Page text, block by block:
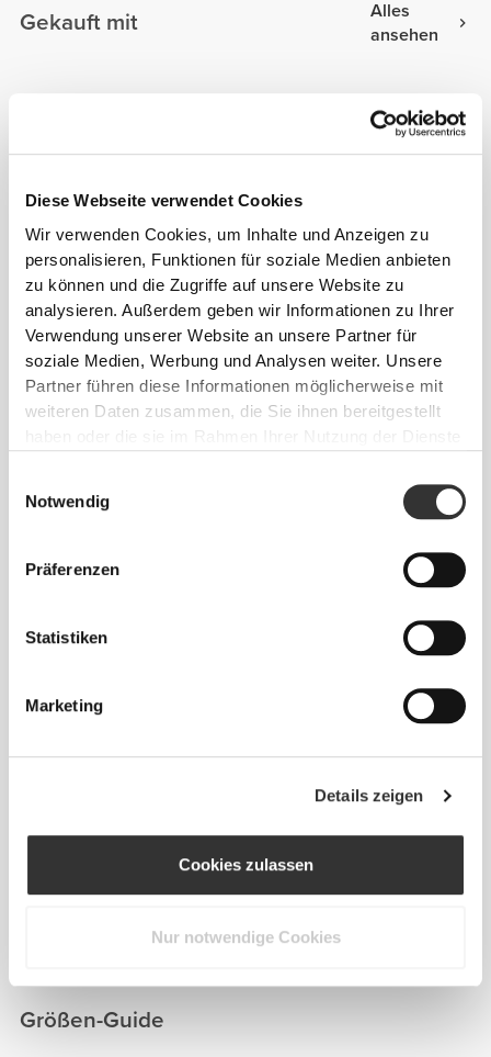
Diese Webseite verwendet Cookies
Wir verwenden Cookies, um Inhalte und Anzeigen zu
personalisieren, Funktionen für soziale Medien anbieten
zu können und die Zugriffe auf unsere Website zu
analysieren. Außerdem geben wir Informationen zu Ihrer
Verwendung unserer Website an unsere Partner für
soziale Medien, Werbung und Analysen weiter. Unsere
Partner führen diese Informationen möglicherweise mit
weiteren Daten zusammen, die Sie ihnen bereitgestellt
Notwendig
Präferenzen
Statistiken
Marketing
Details zeigen
Cookies zulassen
Nur notwendige Cookies
Gekauft mit
Alles
ansehen
GymPro Crew Socken
GESCHENK ZUR WAHL
€34.99
Whey Protein Fusion
700g
€10.99
X Shaker - Black / Desert
Ähnliche Produkte
Alles
ansehen
€9.99
Fusion Shaker Bottle - All
€10.99
X Shaker
€10.99
X Shaker - Black / Desert
Info und Pflegehinweise
Der X Shaker wurde entwickelt, um das Mixen zu
Boden hilft dir, eine homogene Mischung zu
erhalten.
Fassungsvermögen: 750 ml
Spülmaschinengeeignet (max. 60 ºC/140 ºF)
Größen-Guide